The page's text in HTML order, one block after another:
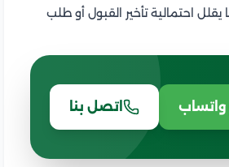
احتمالية تأخير القبول أو طلب
واتساب اتصل بنا